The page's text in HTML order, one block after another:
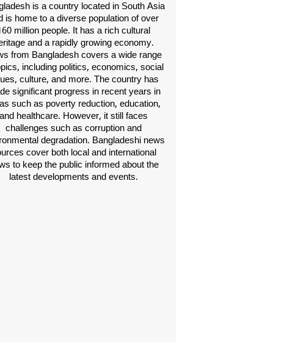
is a country located in South Asia
is home to a diverse population of over
million people. It has a rich cultural
and a rapidly growing economy.
from Bangladesh covers a wide range
including politics, economics, social
culture, and more. The country has
significant progress in recent years in
such as poverty reduction, education,
and healthcare. However, it still faces
challenges such as corruption and
degradation. Bangladeshi news
cover both local and international
to keep the public informed about the
latest developments and events.